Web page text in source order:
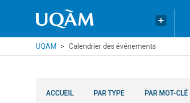
UQAM Calendrier des événements
ACCUEIL PAR TYPE PAR MOT-CLÉ